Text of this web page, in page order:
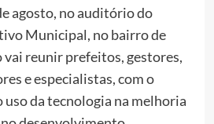
agosto, no auditório do
Municipal, no bairro de
vai reunir prefeitos, gestores,
e especialistas, com o
da tecnologia na melhoria